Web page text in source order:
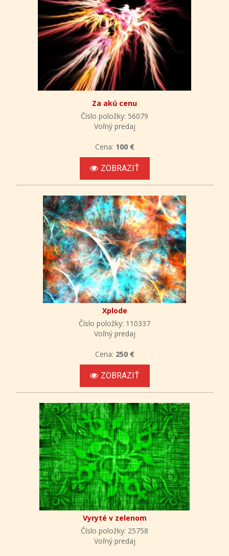
Za akú cenu
Číslo položky: 56079
Voľný predaj
Cena: 100 €
ZOBRAZIŤ
Xplode
Číslo položky: 110337
Voľný predaj
Cena: 250 €
ZOBRAZIŤ
Vyryté v zelenom
Číslo položky: 25758
Voľný predaj